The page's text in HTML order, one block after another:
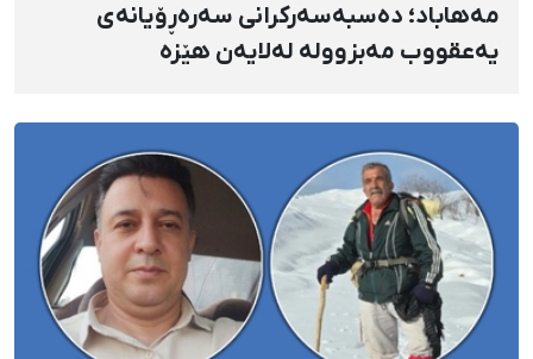
مەهاباد؛ دەسبەسەرکرانی سەرەڕۆیانەی
یەعقووب مەبزووله لەلایەن هێزە